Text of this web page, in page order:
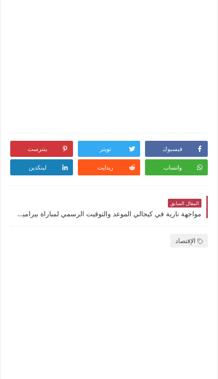
فيسبوك تويتر بنترست
واتساب ريدايت لينكدين
المقال السابق
مواجهة نارية في كيجالي الموعد والتوقيت الرسمي لمباراة بيراميدز والجيش الرواندي في دوري أبطال أفريقيا والقنوات الناقلة لها
الإقتصاد